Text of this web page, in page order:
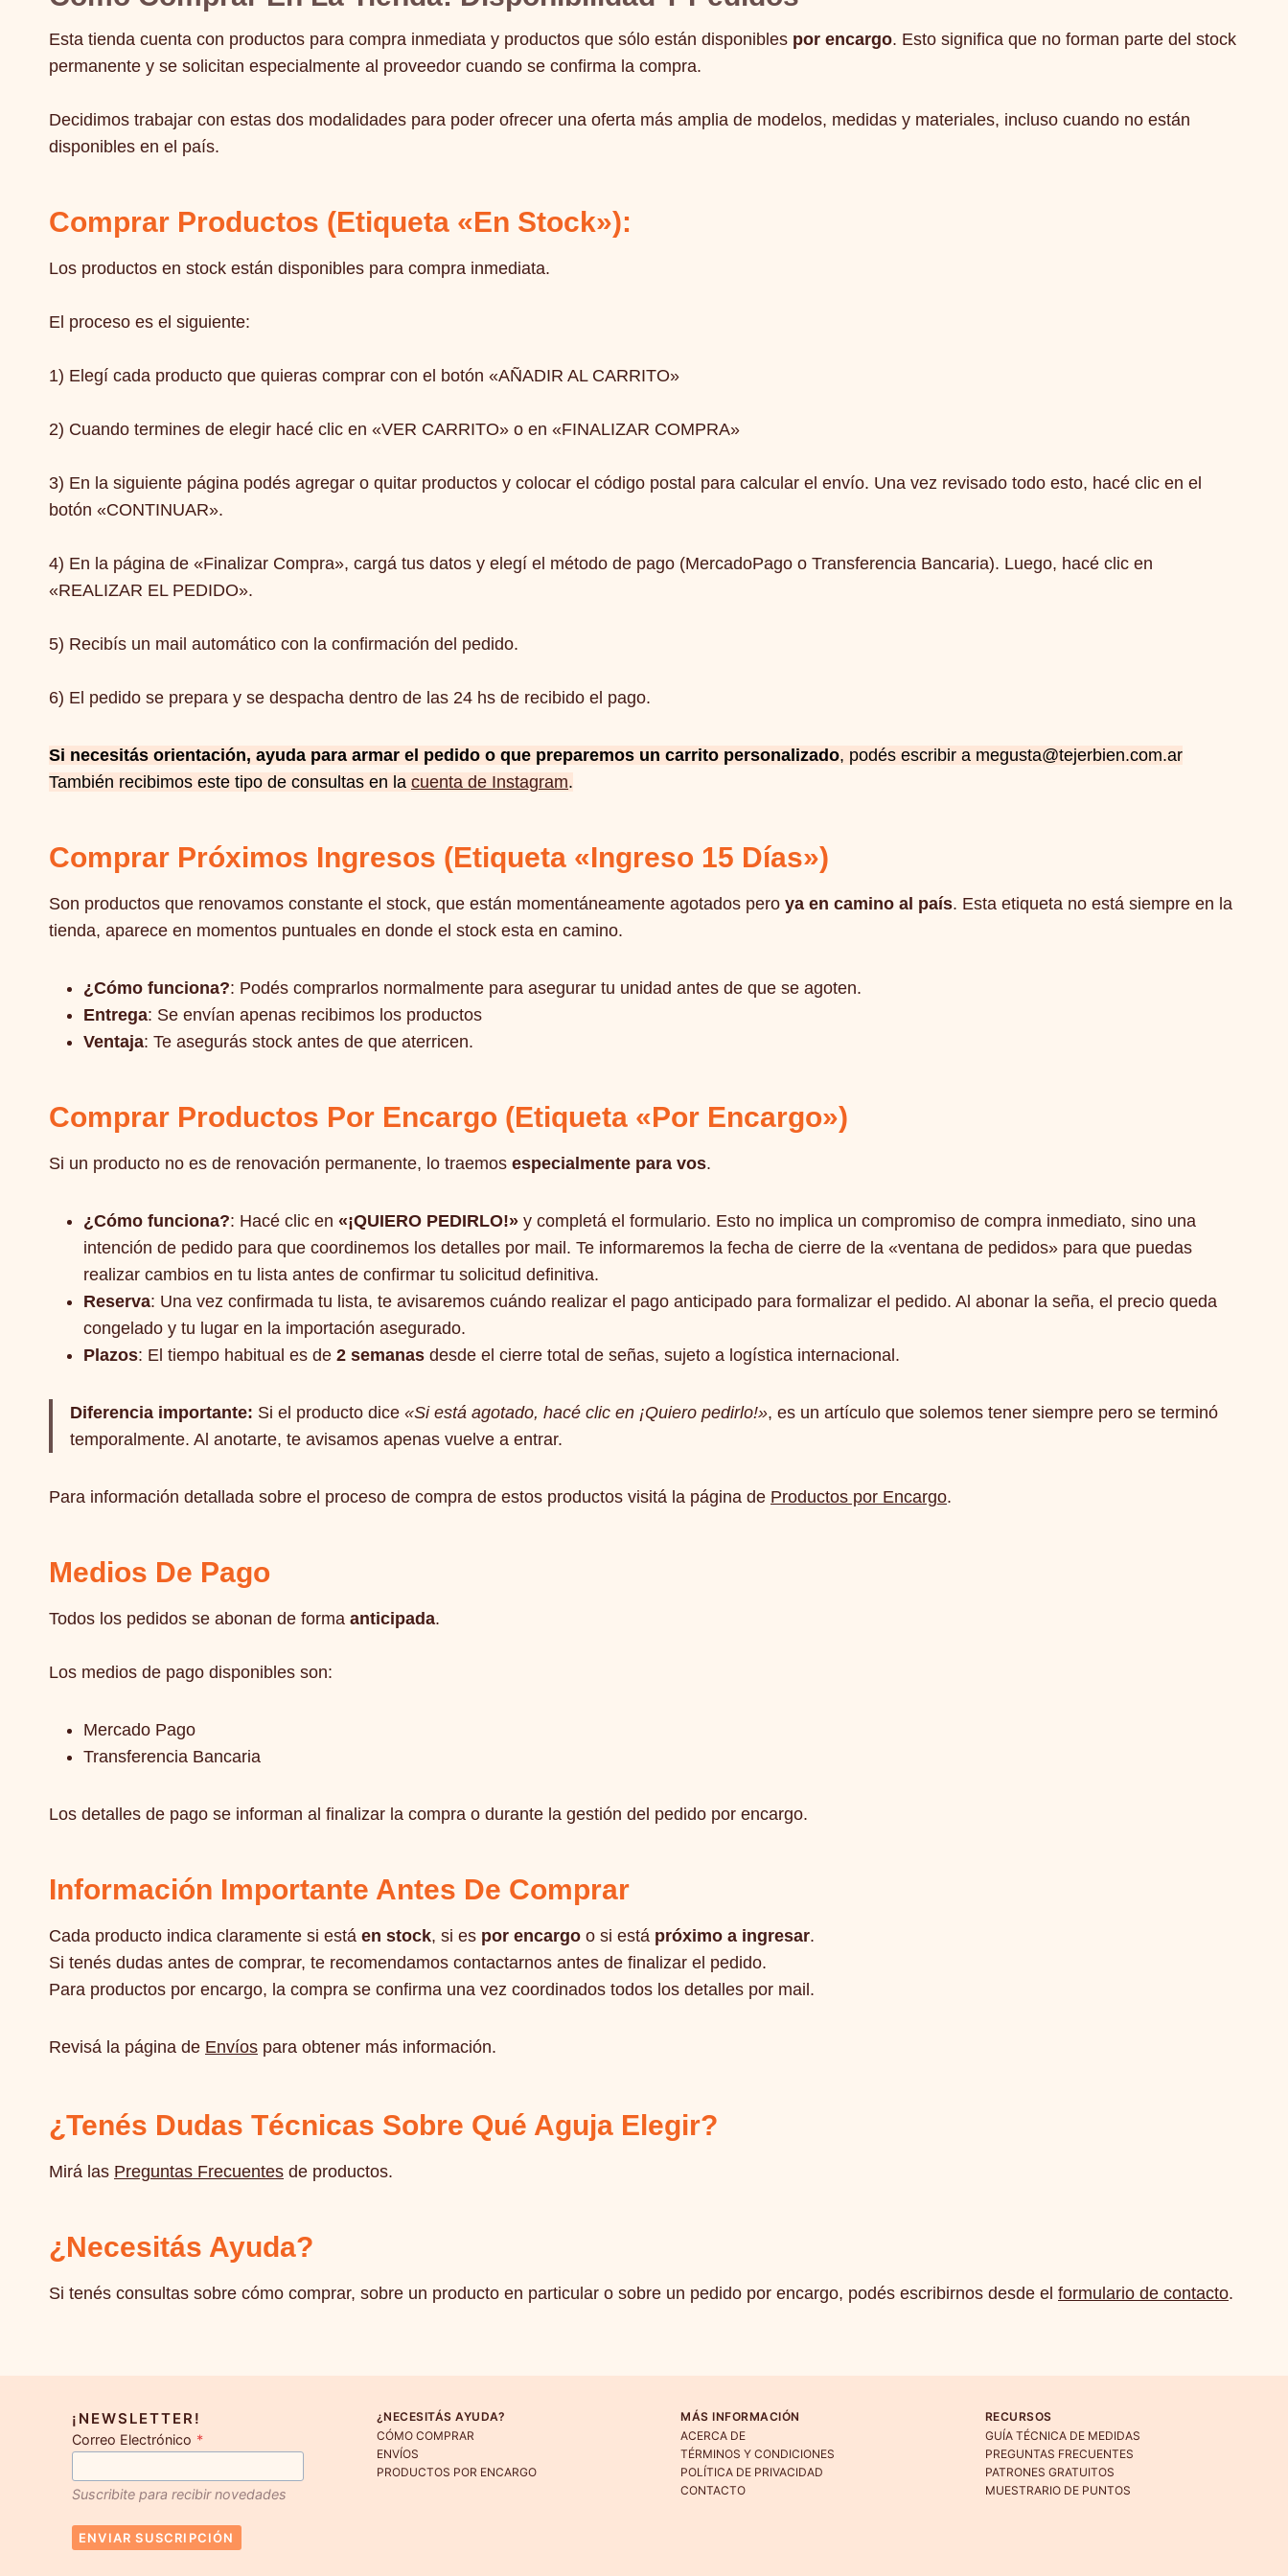
Esta tienda cuenta con productos para compra inmediata y productos que sólo están disponibles por encargo. Esto significa que no forman parte del stock
permanente y se solicitan especialmente al proveedor cuando se confirma la compra.
Decidimos trabajar con estas dos modalidades para poder ofrecer una oferta más amplia de modelos, medidas y materiales, incluso cuando no están
disponibles en el país.
Comprar Productos (etiqueta «en Stock»):
Los productos en stock están disponibles para compra inmediata.
El proceso es el siguiente:
1) Elegí cada producto que quieras comprar con el botón «AÑADIR AL CARRITO»
2) Cuando termines de elegir hacé clic en «VER CARRITO» o en «FINALIZAR COMPRA»
3) En la siguiente página podés agregar o quitar productos y colocar el código postal para calcular el envío. Una vez revisado todo esto, hacé clic en el
botón «CONTINUAR».
4) En la página de «Finalizar Compra», cargá tus datos y elegí el método de pago (MercadoPago o Transferencia Bancaria). Luego, hacé clic en
«REALIZAR EL PEDIDO».
5) Recibís un mail automático con la confirmación del pedido.
6) El pedido se prepara y se despacha dentro de las 24 hs de recibido el pago.
Si necesitás orientación, ayuda para armar el pedido o que preparemos un carrito personalizado, podés escribir a megusta@tejerbien.com.ar
También recibimos este tipo de consultas en la cuenta de Instagram.
Comprar Próximos Ingresos (Etiqueta «Ingreso 15 Días»)
Son productos que renovamos constante el stock, que están momentáneamente agotados pero ya en camino al país. Esta etiqueta no está siempre en la
tienda, aparece en momentos puntuales en donde el stock esta en camino.
¿Cómo funciona?: Podés comprarlos normalmente para asegurar tu unidad antes de que se agoten.
Entrega: Se envían apenas recibimos los productos
Ventaja: Te asegurás stock antes de que aterricen.
Comprar Productos Por Encargo (Etiqueta «Por Encargo»)
Si un producto no es de renovación permanente, lo traemos especialmente para vos.
¿Cómo funciona?: Hacé clic en «¡QUIERO PEDIRLO!» y completá el formulario. Esto no implica un compromiso de compra inmediato, sino una
intención de pedido para que coordinemos los detalles por mail. Te informaremos la fecha de cierre de la «ventana de pedidos» para que puedas
realizar cambios en tu lista antes de confirmar tu solicitud definitiva.
Reserva: Una vez confirmada tu lista, te avisaremos cuándo realizar el pago anticipado para formalizar el pedido. Al abonar la seña, el precio queda
congelado y tu lugar en la importación asegurado.
Plazos: El tiempo habitual es de 2 semanas desde el cierre total de señas, sujeto a logística internacional.
Diferencia importante: Si el producto dice «Si está agotado, hacé clic en ¡Quiero pedirlo!», es un artículo que solemos tener siempre pero se terminó
temporalmente. Al anotarte, te avisamos apenas vuelve a entrar.
Para información detallada sobre el proceso de compra de estos productos visitá la página de Productos por Encargo.
Medios De Pago
Todos los pedidos se abonan de forma anticipada.
Los medios de pago disponibles son:
Mercado Pago
Transferencia Bancaria
Los detalles de pago se informan al finalizar la compra o durante la gestión del pedido por encargo.
Información Importante Antes De Comprar
Cada producto indica claramente si está en stock, si es por encargo o si está próximo a ingresar.
Si tenés dudas antes de comprar, te recomendamos contactarnos antes de finalizar el pedido.
Para productos por encargo, la compra se confirma una vez coordinados todos los detalles por mail.
Revisá la página de Envíos para obtener más información.
¿Tenés Dudas Técnicas Sobre Qué Aguja Elegir?
Mirá las Preguntas Frecuentes de productos.
¿Necesitás Ayuda?
Si tenés consultas sobre cómo comprar, sobre un producto en particular o sobre un pedido por encargo, podés escribirnos desde el formulario de contacto.
¡NEWSLETTER!
Correo Electrónico *
Suscribite para recibir novedades
ENVIAR SUSCRIPCIÓN
¿NECESITÁS AYUDA?
CÓMO COMPRAR
ENVÍOS
PRODUCTOS POR ENCARGO
MÁS INFORMACIÓN
ACERCA DE
TÉRMINOS Y CONDICIONES
POLÍTICA DE PRIVACIDAD
CONTACTO
RECURSOS
GUÍA TÉCNICA DE MEDIDAS
PREGUNTAS FRECUENTES
PATRONES GRATUITOS
MUESTRARIO DE PUNTOS